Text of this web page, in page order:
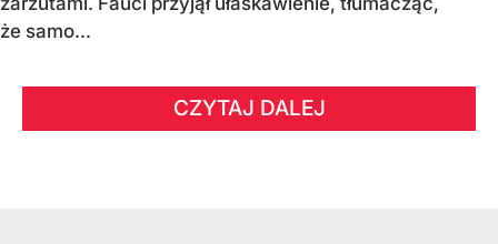
że samo...
CZYTAJ DALEJ